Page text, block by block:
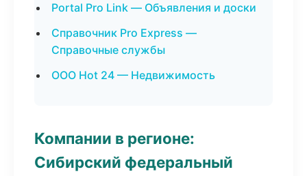
Portal Pro Link — Объявления и доски
Справочник Pro Express —
Справочные службы
ООО Hot 24 — Недвижимость
Компании в регионе:
Сибирский федеральный